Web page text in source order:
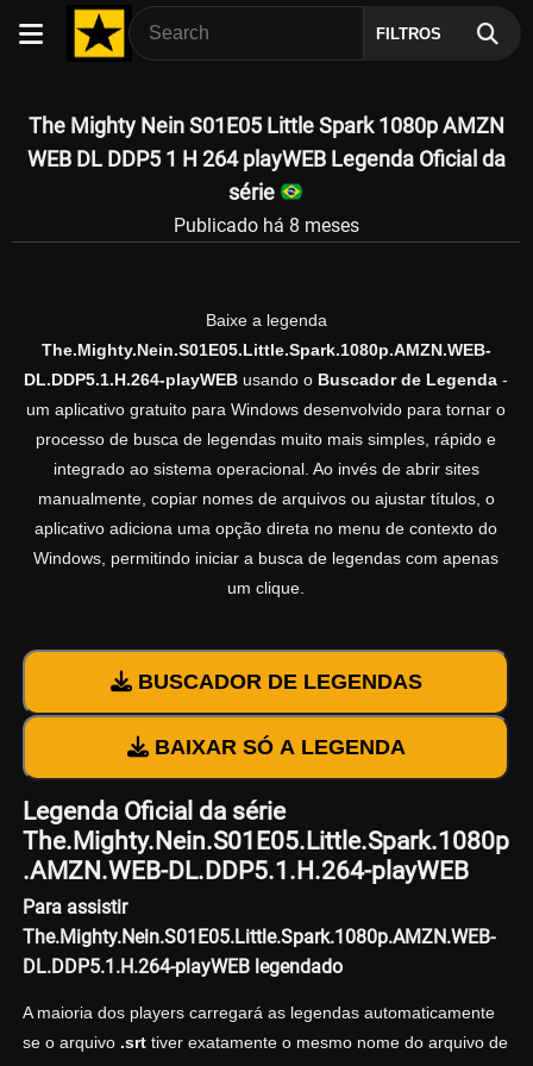
FILTROS
The Mighty Nein S01E05 Little Spark 1080p AMZN
WEB DL DDP5 1 H 264 playWEB Legenda Oficial da
série
Publicado há 8 meses
Baixe a legenda
The.Mighty.Nein.S01E05.Little.Spark.1080p.AMZN.WEB-
DL.DDP5.1.H.264-playWEB usando o Buscador de Legenda -
um aplicativo gratuito para Windows desenvolvido para tornar o
processo de busca de legendas muito mais simples, rápido e
integrado ao sistema operacional. Ao invés de abrir sites
manualmente, copiar nomes de arquivos ou ajustar títulos, o
aplicativo adiciona uma opção direta no menu de contexto do
Windows, permitindo iniciar a busca de legendas com apenas
um clique.
BUSCADOR DE LEGENDAS
BAIXAR SÓ A LEGENDA
Legenda Oficial da série
The.Mighty.Nein.S01E05.Little.Spark.1080p
.AMZN.WEB-DL.DDP5.1.H.264-playWEB
Para assistir
The.Mighty.Nein.S01E05.Little.Spark.1080p.AMZN.WEB-
DL.DDP5.1.H.264-playWEB legendado
A maioria dos players carregará as legendas automaticamente
se o arquivo .srttiver exatamente o mesmo nome do arquivo de